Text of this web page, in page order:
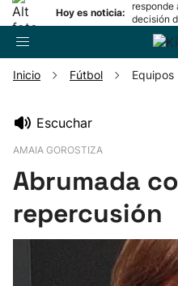
Hoy es noticia:
responde
decisión
Oriamendi
Pelota
Inicio Fútbol Equipos
Escuchar
AMAIA GOROSTIZA
Abrumada
repercusión